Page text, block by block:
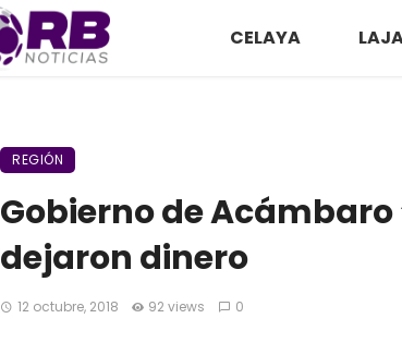
CELAYA
REGIÓN
Gobierno de
dejaron dinero
12 octubre, 2018 92 views 0